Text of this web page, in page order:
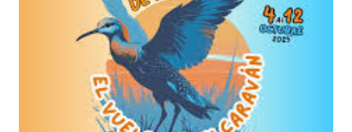
tu documento me obliga a hablarte en público. Entonces,
debo decirte que tu decisión de preferir al Zorro sobre el
Santo me ha llenado de estupor. No necesitabas explicarla
de una manera tan aterradora. Lo de menos es tu voto
anunciado, del que eres libre y soberano. Se trata de una
decisión que, por supuesto, no comparto pero que